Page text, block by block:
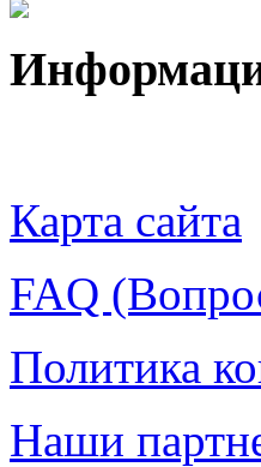
Карта сайта
FAQ
Политика
Наши